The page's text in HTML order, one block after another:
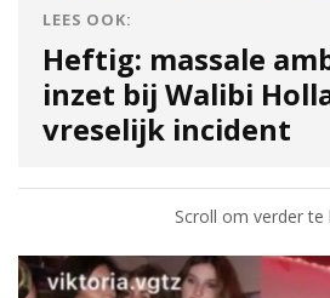
LEES OOK:
Heftig: massale
inzet bij Walibi
vreselijk incident
Scroll om verder te